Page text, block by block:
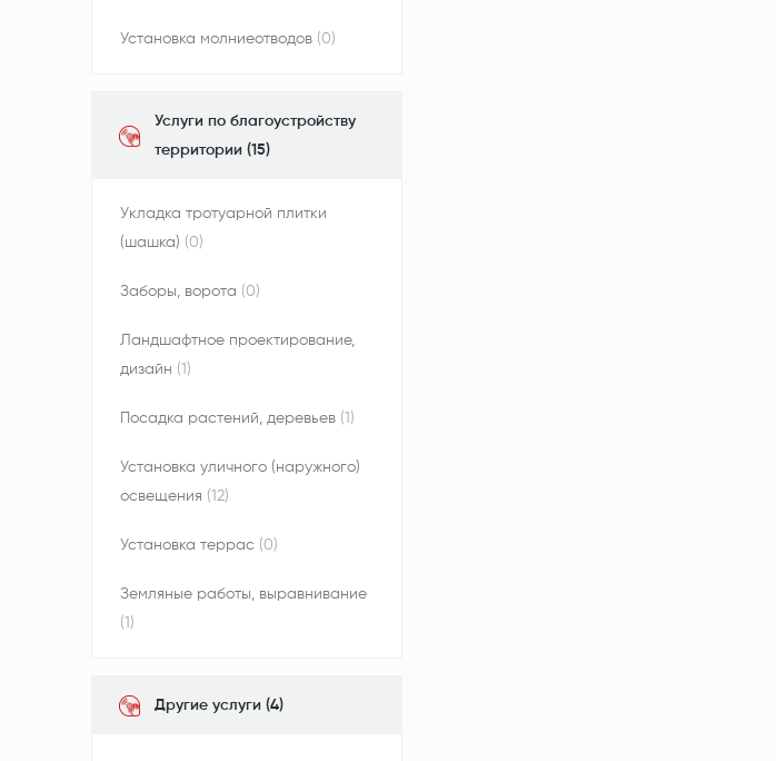
Установка молниеотводов (0)
Услуги по благоустройству
территории (15)
Укладка тротуарной плитки
(шашка) (0)
Заборы, ворота (0)
Ландшафтное проектирование,
дизайн (1)
Посадка растений, деревьев (1)
Установка уличного (наружного)
освещения (12)
Установка террас (0)
Земляные работы, выравнивание
(1)
Другие услуги (4)